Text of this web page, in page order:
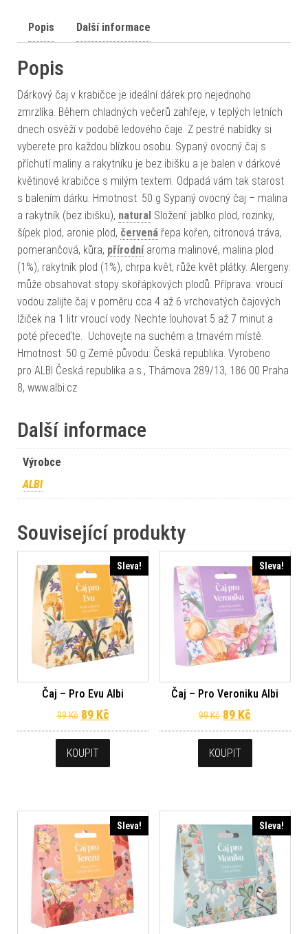
Popis Další informace
Popis
Dárkový čaj v krabičce je ideální dárek pro nejednoho
zmrzlíka. Během chladných večerů zahřeje, v teplých letních
dnech osvěží v podobě ledového čaje. Z pestré nabídky si
vyberete pro každou blízkou osobu. Sypaný ovocný čaj s
příchutí maliny a rakytníku je bez ibišku a je balen v dárkové
květinové krabičce s milým textem. Odpadá vám tak starost
s balením dárku. Hmotnost: 50 g Sypaný ovocný čaj – malina
a rakytník (bez ibišku), natural Složení: jablko plod, rozinky,
šípek plod, aronie plod, červená řepa kořen, citronová tráva,
pomerančová, kůra, přírodníaroma malinové, malina plod
(1%), rakytník plod (1%), chrpa květ, růže květ plátky. Alergeny:
může obsahovat stopy skořápkových plodů. Příprava: vroucí
vodou zalijte čaj v poměru cca 4 až 6 vrchovatých čajových
lžiček na 1 litr vroucí vody. Nechte louhovat 5 až 7 minut a
poté přeceďte. Uchovejte na suchém a tmavém místě.
Hmotnost: 50 g Země původu: Česká republika. Vyrobeno
pro ALBI Česká republika a.s., Thámova 289/13, 186 00 Praha
8, www.albi.cz
Další informace
Výrobce
ALBI
Související produkty
Sleva!
Čaj – Pro Evu Albi
99Kč Původní cena byla: 99 Kč.
89 KčAktuální cena je: 89 Kč.
KOUPIT
Sleva!
Čaj – Pro Veroniku Albi
99Kč Původní cena
89 Kč
KOUPIT
Sleva! Sleva!